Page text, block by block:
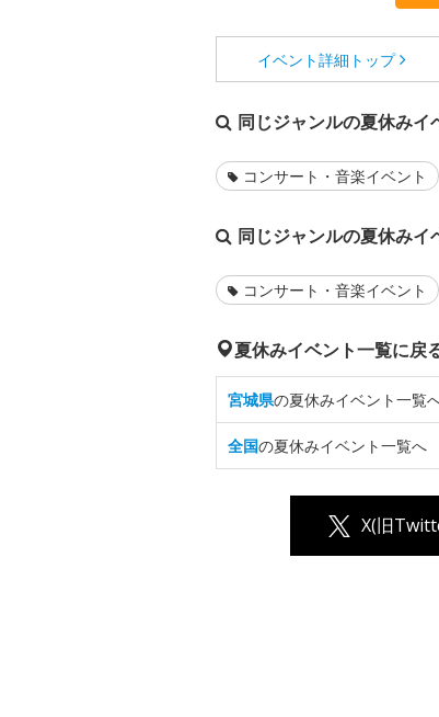
イベント詳細 トップ
同じジャンルの夏休みイ
コンサート・音楽イベント
同じジャンルの夏休みイ
コンサート・音楽イベント
夏休みイベント一覧に戻
宮城県の夏休みイベント一覧
全国の夏休みイベント一覧へ
X(旧